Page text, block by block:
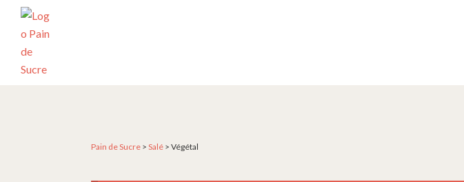
Passer
Passer
Passer
Pain de Sucre > Salé > Végétal